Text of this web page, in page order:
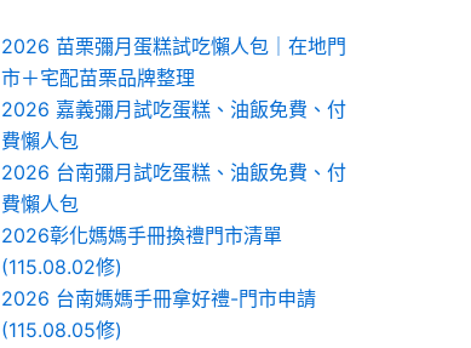
2026 苗栗彌月蛋糕試吃懶人包｜在地門
市＋宅配苗栗品牌整理
2026 嘉義彌月試吃蛋糕、油飯免費、付
費懶人包
2026 台南彌月試吃蛋糕、油飯免費、付
費懶人包
2026彰化媽媽手冊換禮門市清單
(115.08.02修)
2026 台南媽媽手冊拿好禮-門市申請
(115.08.05修)